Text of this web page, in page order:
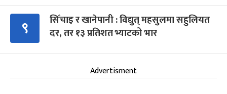
९
सिँचाइ र खानेपानी : विद्युत् महसुलमा सहुलियत
दर, तर १३ प्रतिशत भ्याटको भार
Advertisment